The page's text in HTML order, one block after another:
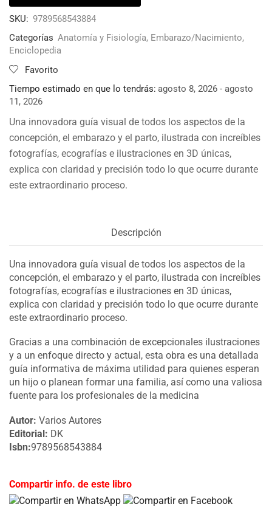
SKU: 9789568543884
Categorías Anatomía y Fisiología, Embarazo/Nacimiento,
Enciclopedia
Favorito
Tiempo estimado en que lo tendrás: agosto 8, 2026 - agosto
11, 2026
Una innovadora guía visual de todos los aspectos de la
concepción, el embarazo y el parto, ilustrada con increíbles
fotografías, ecografías e ilustraciones en 3D únicas,
explica con claridad y precisión todo lo que ocurre durante
este extraordinario proceso.
Descripción
Una innovadora guía visual de todos los aspectos de la
concepción, el embarazo y el parto, ilustrada con increíbles
fotografías, ecografías e ilustraciones en 3D únicas,
explica con claridad y precisión todo lo que ocurre durante
este extraordinario proceso.
Gracias a una combinación de excepcionales ilustraciones
y a un enfoque directo y actual, esta obra es una detallada
guía informativa de máxima utilidad para quienes esperan
un hijo o planean formar una familia, así como una valiosa
fuente para los profesionales de la medicina
Autor: Varios Autores
Editorial: DK
Isbn:9789568543884
Compartir info. de este libro